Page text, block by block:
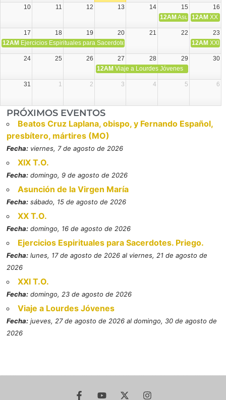
10 11 12 13 14 15
16
12AM Asunción de la
12AM XX
17 18 19 20 21 22
23
12AM Ejercicios Espirituales para Sacerdotes. Priego. 12AM XXI
24 25 26 27 28 29
30
12AM Viaje a Lourdes Jóvenes
31 1 2 3 4 5 6
PRÓXIMOS EVENTOS
Beatos Cruz Laplana, obispo, y Fernando Español,
presbítero, mártires (MO)
Fecha: viernes, 7 de agosto de 2026
XIX T.O.
Fecha: domingo, 9 de agosto de 2026
Asunción de la Virgen María
Fecha: sábado, 15 de agosto de 2026
XX T.O.
Fecha: domingo, 16 de agosto de 2026
Ejercicios Espirituales para Sacerdotes. Priego.
Fecha: lunes, 17 de agosto de 2026 al viernes, 21 de agosto de
2026
XXI T.O.
Fecha: domingo, 23 de agosto de 2026
Viaje a Lourdes Jóvenes
Fecha: jueves, 27 de agosto de 2026 al domingo, 30 de agosto de
2026